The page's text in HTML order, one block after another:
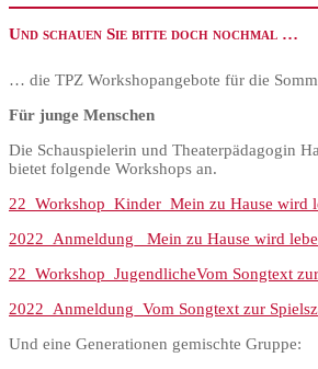
Und schauen Sie bitte doch nochmal …
… die TPZ Workshopangebote für die
Für junge Menschen
Die Schauspielerin und Theaterpädagogin
bietet folgende Workshops an.
22_Workshop_Kinder_Mein zu Hause wird
2022_Anmeldung_ Mein zu Hause wird
22_Workshop_JugendlicheVom Songtext
2022_Anmeldung_Vom Songtext zur
Und eine Generationen gemischte Gruppe: